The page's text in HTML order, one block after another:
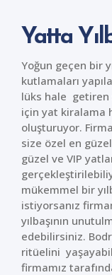
Yatta
Yoğun geçen bir
kutlamaları
lüks hale getiren
için yat kiralama
oluşturuyor.
size özel en
güzel ve VIP
mükemmel bir
istiyorsanız
yılbaşının
edebilirsiniz.
ritüelini
firmamız